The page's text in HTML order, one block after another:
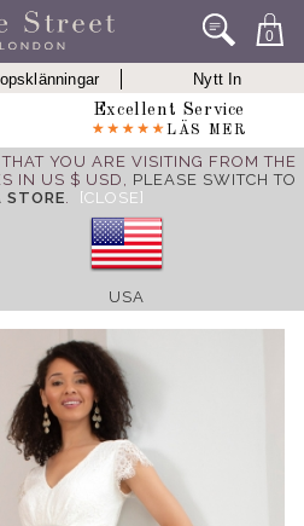
0
Nytt In
Excellent Service
LÄS MER
YOU ARE VISITING FROM THE
IN US $ USD, PLEASE SWITCH TO
STORE. [CLOSE]
USA